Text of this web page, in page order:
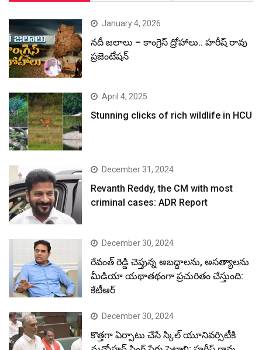
January 4, 2026
నదీ జలాలు – కాంగ్రెస్ ద్రోహాలు.. హరీష్ రావు
ప్రజెంటేషన్
April 4, 2025
Stunning clicks of rich wildlife in HCU
December 31, 2024
Revanth Reddy, the CM with most
criminal cases: ADR Report
December 30, 2024
రేవంత్ రెడ్డి చెప్తున్న అబద్ధాలను, అసత్యాలను
మీడియా యథాతథంగా ప్రచురితం చేస్తుంది:
కేటీఆర్
December 30, 2024
కొత్తగా ఏర్పాటు చేసే స్కిల్ యూనివర్సిటీకి